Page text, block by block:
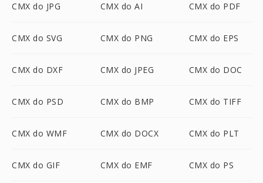
CMX do JPG CMX do AI CMX do PDF
CMX do SVG CMX do PNG CMX do EPS
CMX do DXF CMX do JPEG CMX do DOC
CMX do PSD CMX do BMP CMX do TIFF
CMX do WMF CMX do DOCX CMX do PLT
CMX do GIF CMX do EMF CMX do PS